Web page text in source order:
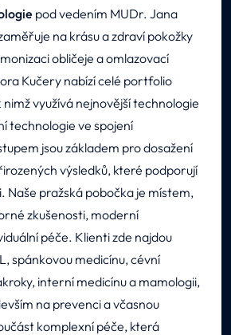
pod vedením MUDr. Jana
na krásu a zdraví pokožky
obličeje a omlazovací
Kučery nabízí celé portfolio
využívá nejnovější technologie
technologie ve spojení
jsou základem pro dosažení
výsledků, které podporují
Naše pražská pobočka je místem,
zkušenosti, moderní
péče. Klienti zde najdou
spánkovou medicínu, cévní
interní medicínu a mamologii,
na prevenci a včasnou
komplexní péče, která